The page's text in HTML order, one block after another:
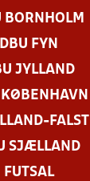
BORNHOLM
DBU FYN
JYLLAND
KØBENHAVN
SJÆLLAND
FUTSAL